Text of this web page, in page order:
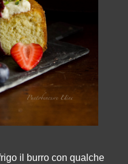
il burro con qualche